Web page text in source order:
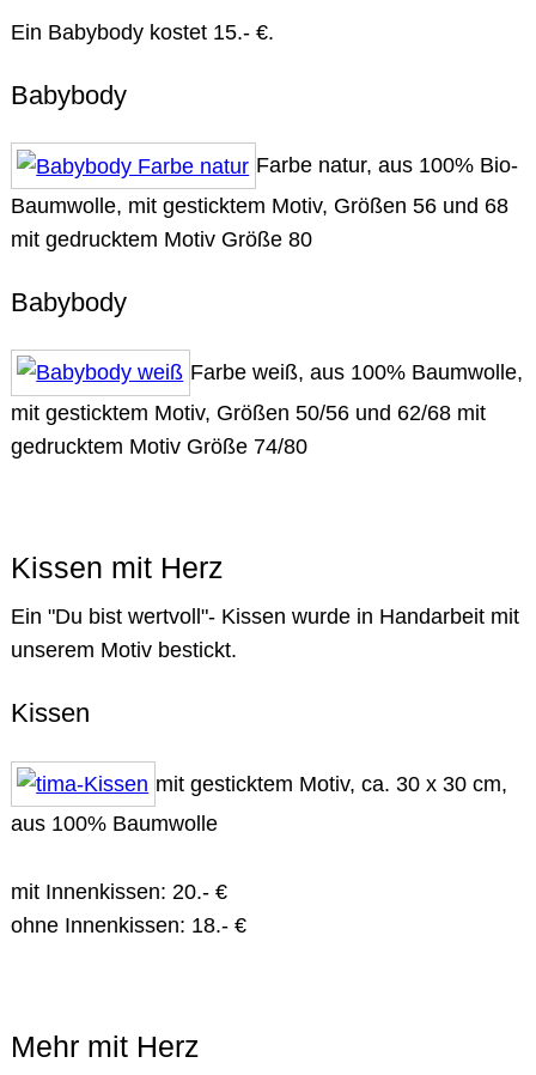
Ein Babybody kostet 15.- €.
Babybody
Farbe natur, aus 100% Bio-
Baumwolle, mit gesticktem Motiv, Größen 56 und 68
mit gedrucktem Motiv Größe 80
Babybody
Farbe weiß, aus 100% Baumwolle,
mit gesticktem Motiv, Größen 50/56 und 62/68 mit
gedrucktem Motiv Größe 74/80
Kissen mit Herz
Ein "Du bist wertvoll"- Kissen wurde in Handarbeit mit
unserem Motiv bestickt.
Kissen
mit gesticktem Motiv, ca. 30 x 30 cm,
aus 100% Baumwolle
mit Innenkissen: 20.- €
ohne Innenkissen: 18.- €
Mehr mit Herz